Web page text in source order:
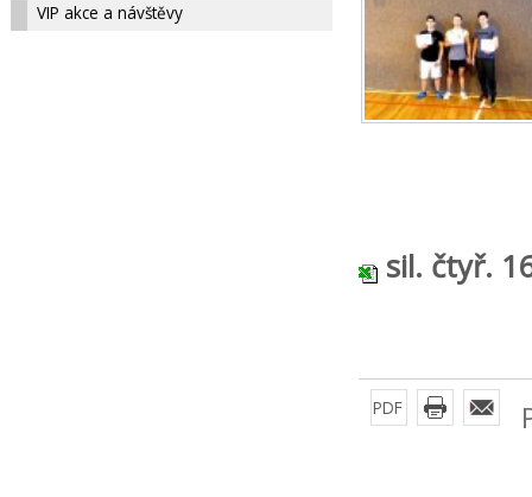
VIP akce a návštěvy
sil. čtyř.
PDF